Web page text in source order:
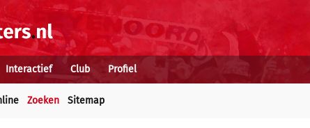
Interactief Club Profiel
Zoeken Sitemap